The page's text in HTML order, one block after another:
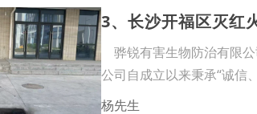
3、长沙开福区灭红
骅锐有害生物防治有限
公司自成立以来秉承“诚信
杨先生